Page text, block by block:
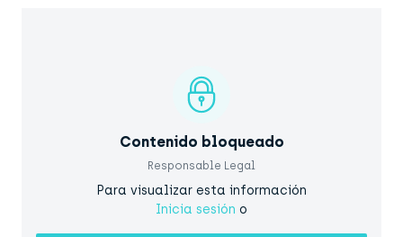
Contenido bloqueado
Responsable Legal
Para visualizar esta información
Inicia sesión o